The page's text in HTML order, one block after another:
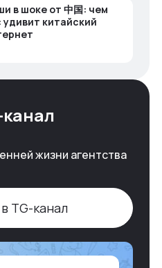
в шоке от 中国: чем
удивит китайский
жизни агентства
TG-канал